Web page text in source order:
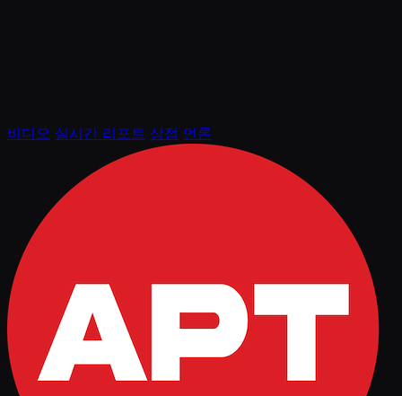
비디오 실시간 리포트 상점 언론